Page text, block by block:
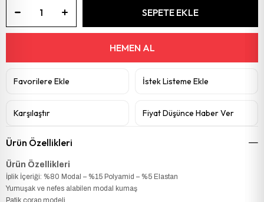
Favorilere Ekle İstek Listeme Ekle
Karşılaştır Fiyat Düşünce Haber Ver
Ürün Özellikleri
Ürün Özellikleri
İplik İçeriği: %80 Modal – %15 Polyamid – %5 Elastan
Yumuşak ve nefes alabilen modal kumaş
Patik çorap modeli